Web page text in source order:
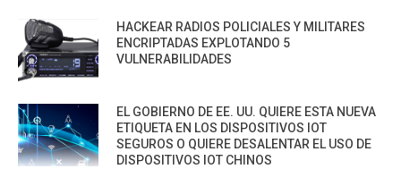
HACKEAR RADIOS POLICIALES Y MILITARES
ENCRIPTADAS EXPLOTANDO 5
VULNERABILIDADES
EL GOBIERNO DE EE. UU. QUIERE ESTA NUEVA
ETIQUETA EN LOS DISPOSITIVOS IOT
SEGUROS O QUIERE DESALENTAR EL USO DE
DISPOSITIVOS IOT CHINOS